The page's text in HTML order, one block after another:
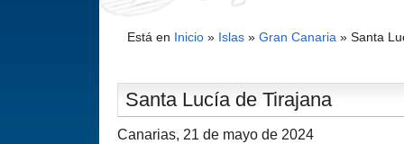
Está en Inicio» Islas» Gran Canaria » Santa
Santa Lucí­a de Tirajana
Canarias, 21 de mayo de 2024